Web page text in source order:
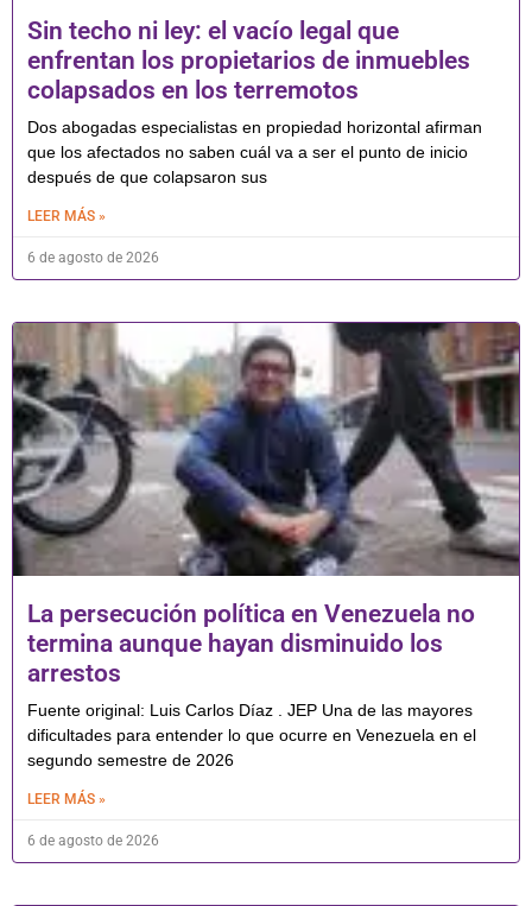
Sin techo ni ley: el vacío legal que
enfrentan los propietarios de inmuebles
colapsados en los terremotos
Dos abogadas especialistas en propiedad horizontal afirman
que los afectados no saben cuál va a ser el punto de inicio
después de que colapsaron sus
LEER MÁS »
6 de agosto de 2026
La persecución política en Venezuela no
termina aunque hayan disminuido los
arrestos
Fuente original: Luis Carlos Díaz . JEP Una de las mayores
dificultades para entender lo que ocurre en Venezuela en el
segundo semestre de 2026
LEER MÁS »
6 de agosto de 2026